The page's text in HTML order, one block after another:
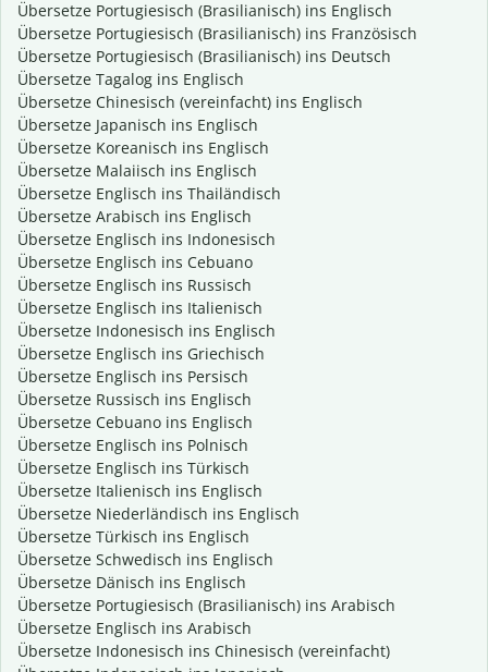
Übersetze Portugiesisch (Brasilianisch) ins Englisch
Übersetze Portugiesisch (Brasilianisch) ins Französisch
Übersetze Portugiesisch (Brasilianisch) ins Deutsch
Übersetze Tagalog ins Englisch
Übersetze Chinesisch (vereinfacht) ins Englisch
Übersetze Japanisch ins Englisch
Übersetze Koreanisch ins Englisch
Übersetze Malaiisch ins Englisch
Übersetze Englisch ins Thailändisch
Übersetze Arabisch ins Englisch
Übersetze Englisch ins Indonesisch
Übersetze Englisch ins Cebuano
Übersetze Englisch ins Russisch
Übersetze Englisch ins Italienisch
Übersetze Indonesisch ins Englisch
Übersetze Englisch ins Griechisch
Übersetze Englisch ins Persisch
Übersetze Russisch ins Englisch
Übersetze Cebuano ins Englisch
Übersetze Englisch ins Polnisch
Übersetze Englisch ins Türkisch
Übersetze Italienisch ins Englisch
Übersetze Niederländisch ins Englisch
Übersetze Türkisch ins Englisch
Übersetze Schwedisch ins Englisch
Übersetze Dänisch ins Englisch
Übersetze Portugiesisch (Brasilianisch) ins Arabisch
Übersetze Englisch ins Arabisch
Übersetze Indonesisch ins Chinesisch (vereinfacht)